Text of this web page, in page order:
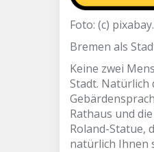
Foto: (c)
Bremen als
Keine zwei
Stadt. Natürlich
Rathaus und
Roland-Statue,
natürlich Ihnen